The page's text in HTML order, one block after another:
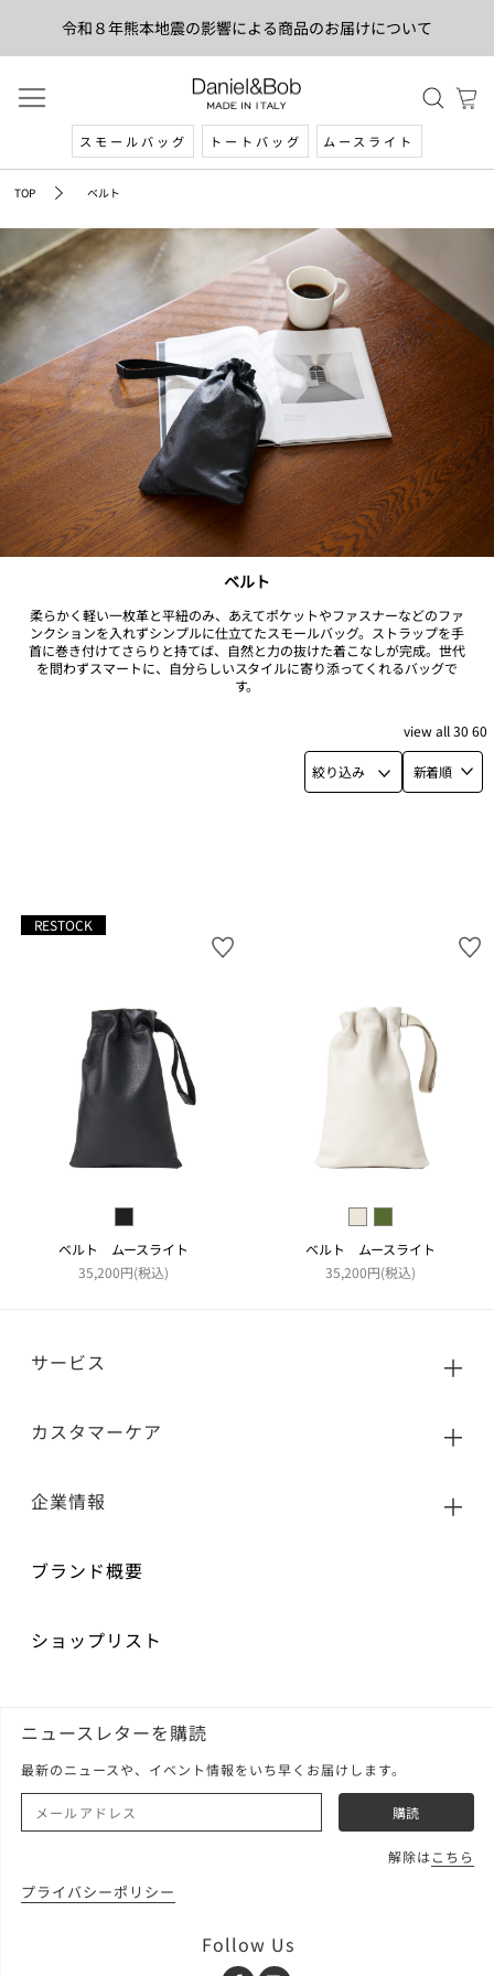
令和８年熊本地震の影響による商品のお届けについて
スモールバッグ トートバッグ ムースライト
TOP ベルト
ベルト
柔らかく軽い一枚革と平紐のみ、あえてポケットやファスナーなどのファ
ンクションを入れずシンプルに仕立てたスモールバッグ。ストラップを手
首に巻き付けてさらりと持てば、自然と力の抜けた着こなしが完成。世代
を問わずスマートに、自分らしいスタイルに寄り添ってくれるバッグで
す。
絞り込み 新着順
viewall30 60
RESTOCK
ベルト ムースライト
35,200円(税込)
ベルト ムースライト
35,200円(税込)
サービス
カスタマーケア
企業情報
ブランド概要
ショップリスト
ニュースレターを購読
最新のニュースや、イベント情報をいち早くお届けします。
解除はこちら
プライバシーポリシー
Follow Us